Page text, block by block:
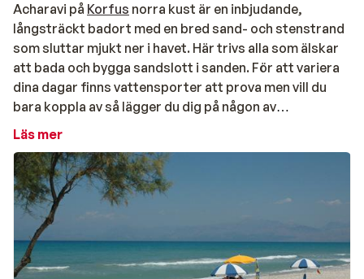
Acharavi på Korfus norra kust är en inbjudande,
långsträckt badort med en bred sand- och stenstrand
som sluttar mjukt ner i havet. Här trivs alla som älskar
att bada och bygga sandslott i sanden. För att variera
dina dagar finns vattensporter att prova men vill du
bara koppla av så lägger du dig på någon av
solsängarna. Längs stranden trängs tavernorna så du
Ifrån byns centrum går lokalbussar om du vill besöka
öns andra vackra stränder, eller åka in till Korfu stad.
Naturen omkring är grön och du har fina vyer upp mot
berget Pantokrator. Om du hyr en bil är bergsvägarna i
närheten nära till hands och bjuder på grekiska
Läs mer